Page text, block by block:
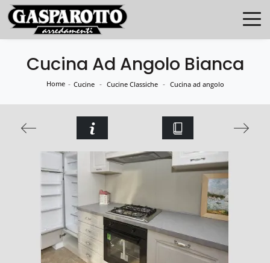
Cucina Ad Angolo Bianca
Home - Cucine - Cucine Classiche - Cucina ad angolo